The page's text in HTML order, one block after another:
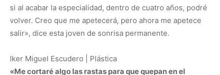
si al acabar la especialidad, dentro de cuatro años, podré
volver. Creo que me apetecerá, pero ahora me apetece
salir», dice esta joven de sonrisa permanente.
Iker Miguel Escudero | Plástica
«Me cortaré algo las rastas para que quepan en el